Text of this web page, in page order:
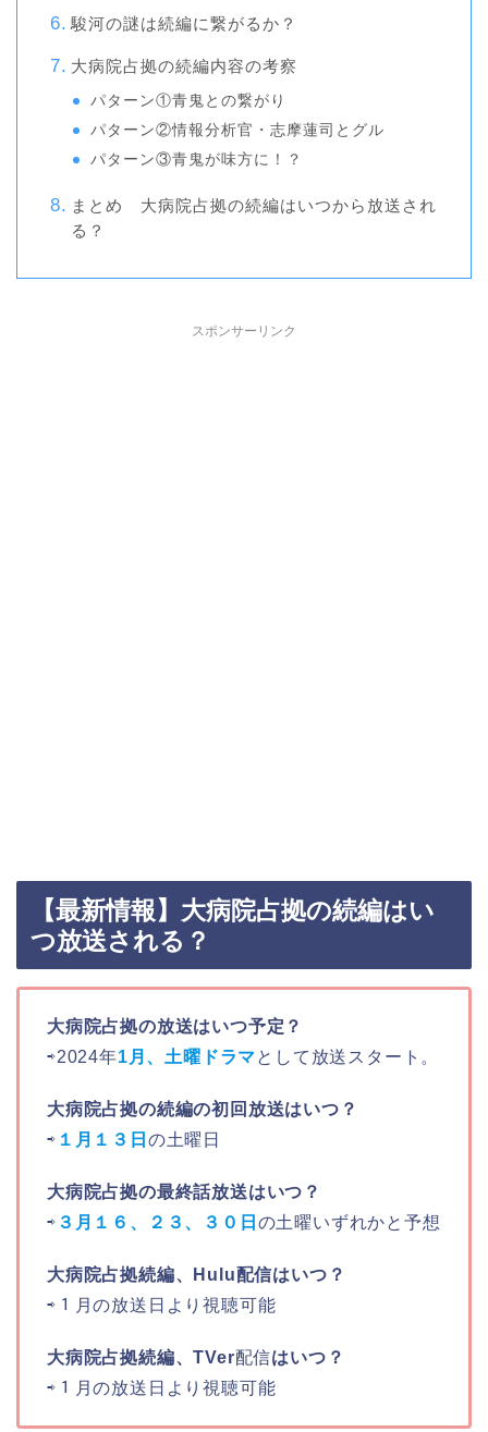
駿河の謎は続編に繋がるか？
大病院占拠の続編内容の考察
パターン①青鬼との繋がり
パターン②情報分析官・志摩蓮司とグル
パターン③青鬼が味方に！？
まとめ 大病院占拠の続編はいつから放送され
る？
スポンサーリンク
【最新情報】大病院占拠の続編はい
つ放送される？
大病院占拠の放送はいつ予定？
⇨2024年1月、土曜ドラマ として放送スタート。
大病院占拠の続編の初回放送はいつ？
⇨ １月１３日 の土曜日
大病院占拠の最終話放送はいつ？
⇨ ３月１６、２３、３０日 の土曜いずれかと予想
大病院占拠続編、Hulu配信はいつ？
⇨１月の放送日より視聴可能
大病院占拠続編、TVer配信はいつ？
⇨１月の放送日より視聴可能